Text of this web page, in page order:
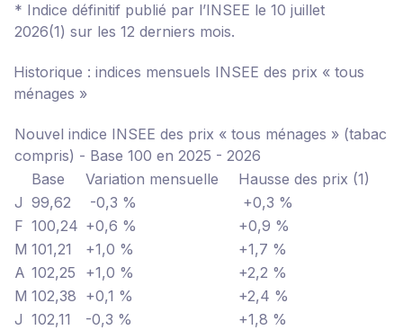
* Indice définitif publié par l’INSEE le 10 juillet
2026(1) sur les 12 derniers mois.
Historique : indices mensuels INSEE des prix « tous
ménages »
Nouvel indice INSEE des prix « tous ménages » (tabac
compris) - Base 100 en 2025 - 2026
Base
Variation mensuelle Hausse des prix (1)
J 99,62 -0,3 %
+0,3 %
F 100,24 +0,6 %
+0,9 %
M 101,21 +1,0 %
+1,7 %
A 102,25 +1,0 %
+2,2 %
M 102,38 +0,1 %
+2,4 %
J 102,11 -0,3 %
+1,8 %